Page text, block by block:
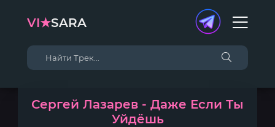
VI★SARA
Сергей Лазарев - Даже Если Ты
Уйдёшь